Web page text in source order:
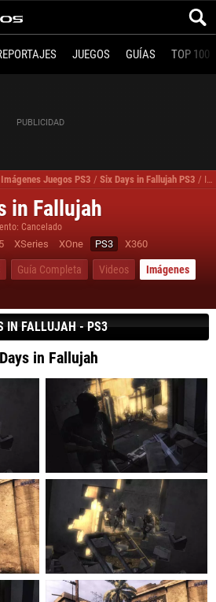
JUEGOS GUÍAS TOP 100
Imágenes Juegos PS3 / Six Days in Fallujah PS3 / Imágenes, fotos Six Days in Fallujah para PS3
in Fallujah
Cancelado
XSeries XOne PS3 X360
Guía Completa Videos
Imágenes
IN FALLUJAH - PS3
in Fallujah